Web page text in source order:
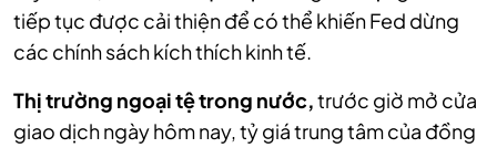
tiếp tục được cải thiện để có thể khiến Fed dừng
các chính sách kích thích kinh tế.
Thị trường ngoại tệ trong nước,trước giờ mở cửa
giao dịch ngày hôm nay, tỷ giá trung tâm của đồng